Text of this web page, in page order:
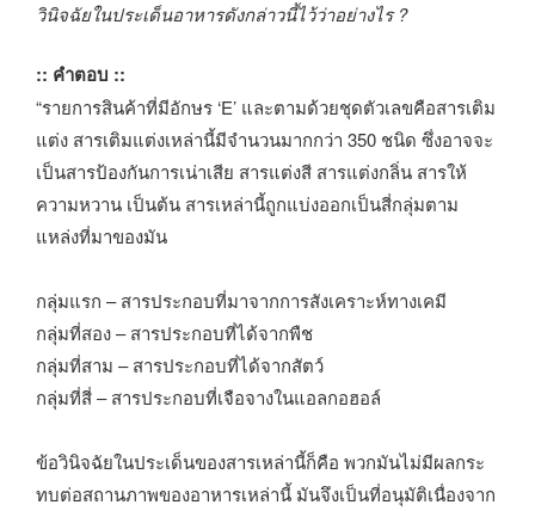
วินิจฉัยในประเด็นอาหารดังกล่าวนี้ไว้ว่าอย่างไร ?
:: คำตอบ ::
“รายการสินค้าที่มีอักษร ‘E’ และตามด้วยชุดตัวเลขคือสารเติม
แต่ง สารเติมแต่งเหล่านี้มีจำนวนมากกว่า 350 ชนิด ซึ่งอาจจะ
เป็นสารป้องกันการเน่าเสีย สารแต่งสี สารแต่งกลิ่น สารให้
ความหวาน เป็นต้น สารเหล่านี้ถูกแบ่งออกเป็นสี่กลุ่มตาม
แหล่งที่มาของมัน
กลุ่มแรก – สารประกอบที่มาจากการสังเคราะห์ทางเคมี
กลุ่มที่สอง – สารประกอบที่ได้จากพืช
กลุ่มที่สาม – สารประกอบที่ได้จากสัตว์
กลุ่มที่สี่ – สารประกอบที่เจือจางในแอลกอฮอล์
ข้อวินิจฉัยในประเด็นของสารเหล่านี้ก็คือ พวกมันไม่มีผลกระ
ทบต่อสถานภาพของอาหารเหล่านี้ มันจึงเป็นที่อนุมัติเนื่องจาก